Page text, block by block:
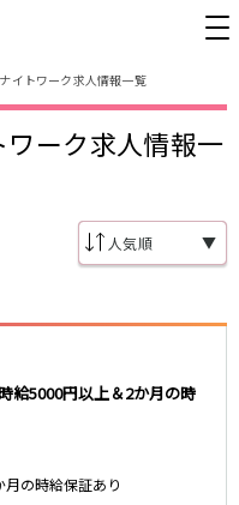
イトワーク求人情報一覧
ーク求人情報一
▼
給5000円以上＆2か月の時
の時給保証あり
井町・大森